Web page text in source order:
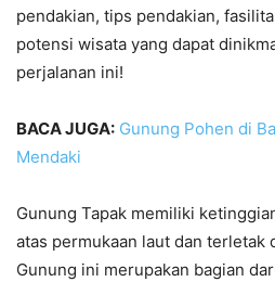
pendakian, tips pendakian,
potensi wisata yang dapat
perjalanan ini!
BACA JUGA: Gunung Pohen di
Mendaki
Gunung Tapak memiliki
atas permukaan laut dan terletak
Gunung ini merupakan bagian